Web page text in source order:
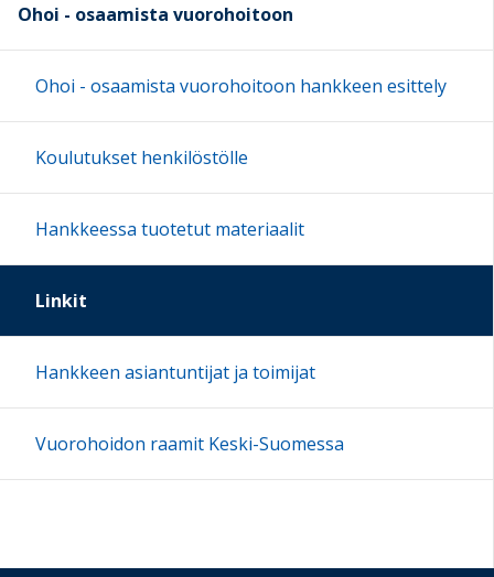
Ohoi - osaamista vuorohoitoon
Ohoi - osaamista vuorohoitoon hankkeen esittely
Koulutukset henkilöstölle
Hankkeessa tuotetut materiaalit
Linkit
Hankkeen asiantuntijat ja toimijat
Vuorohoidon raamit Keski-Suomessa